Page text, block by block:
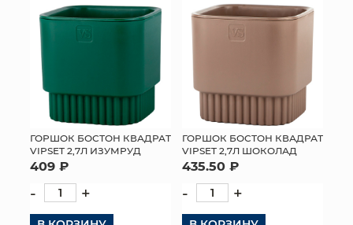
ГОРШОК БОСТОН КВАДРАТ
VIPSET 2,7Л ИЗУМРУД
409 ₽
- +
ГОРШОК БОСТОН КВАДРАТ
VIPSET 2,7Л ШОКОЛАД
435.50 ₽
- +